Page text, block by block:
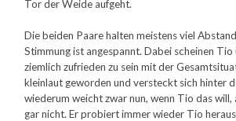
Tor der Weide aufgeht.
Die beiden Paare halten meistens viel
Stimmung ist angespannt. Dabei scheinen
ziemlich zufrieden zu sein mit der
kleinlaut geworden und versteckt sich hinter
wiederum weicht zwar nun, wenn Tio das
gar nicht. Er probiert immer wieder Tio